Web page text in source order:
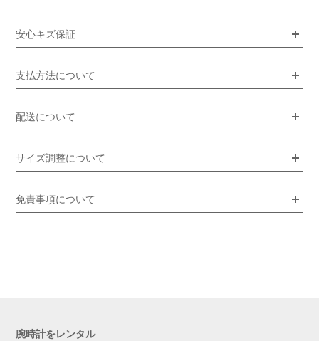
安心キズ保証
支払方法について
配送について
サイズ調整について
免責事項について
腕時計をレンタル